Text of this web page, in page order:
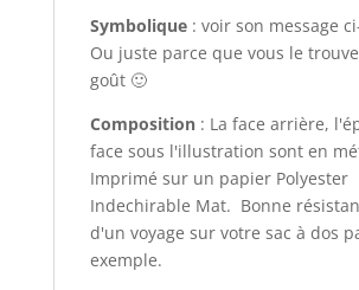
Symbolique : voir son message
Ou juste parce que vous le
goût 🙂
Composition : La face arrière,
face sous l'illustration sont en
Imprimé sur un papier Polyester
Indechirable Mat. Bonne
d'un voyage sur votre sac à dos
exemple.